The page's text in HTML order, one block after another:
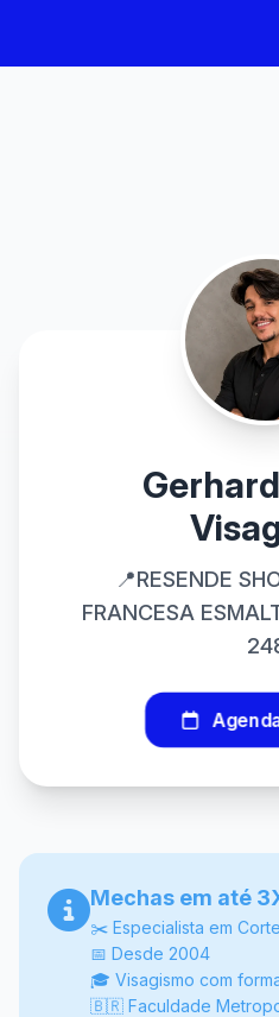
📍RESENDE
FRANCESA
Mechas em até
✂️ Especialista em
📅 Desde 2004
🎓 Visagismo com
🇧🇷 Faculdade